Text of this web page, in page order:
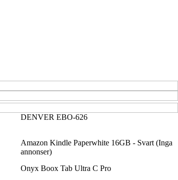
DENVER EBO-626
Amazon Kindle Paperwhite 16GB - Svart (Inga
annonser)
Onyx Boox Tab Ultra C Pro